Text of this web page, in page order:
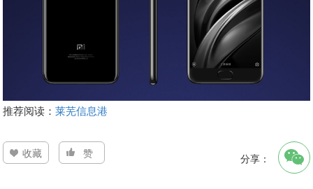
推荐阅读：莱芜信息港
收藏 赞 分享：